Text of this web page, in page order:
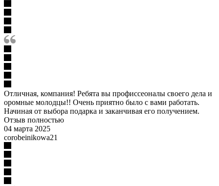
Отличная, компания! Ребята вы профиссеоналы своего дела и
оромные молодцы!! Очень приятно было с вами работать.
Начиная от выбора подарка и заканчивая его получением.
Отзыв полностью
04 марта 2025
corobeinikowa21